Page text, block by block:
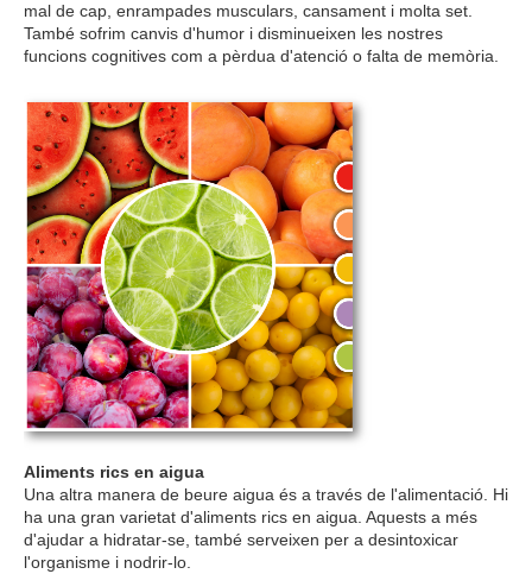
mal de cap, enrampades musculars, cansament i molta set.
També sofrim canvis d'humor i disminueixen les nostres
funcions cognitives com a pèrdua d'atenció o falta de memòria.
Aliments rics en aigua
Una altra manera de beure aigua és a través de l'alimentació. Hi
ha una gran varietat d'aliments rics en aigua. Aquests a més
d'ajudar a hidratar-se, també serveixen per a desintoxicar
l'organisme i nodrir-lo.